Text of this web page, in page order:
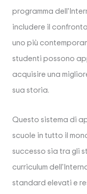
programma
includere il
uno più
studenti possono
acquisire una
sua storia.
Questo sistema di
scuole in tutto il
successo sia tra gli
curriculum
standard elevati e